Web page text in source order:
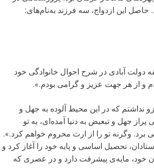
این ازدواج، سه فرزند به‌نام‌های:
آبادی در شرح احوال خانوادگی خود
و از هر جهت عزیز و گرامی بودم.».
که در این محیط آلوده به جهل و
جهل و تبعیض به دنیا آمده‌ای، به تو
برد. وگرنه تو‌ را از ارث محروم خواهم کرد.».
تحصیل اساسی و پایه خود را آغاز کرد و
خود، مایه‌ی پیشرفت دارد و در عصری که